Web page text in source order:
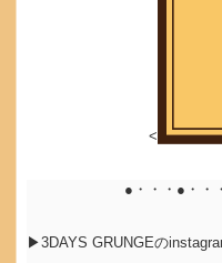
<
●・・・●・・
▶3DAYS GRUNGEの